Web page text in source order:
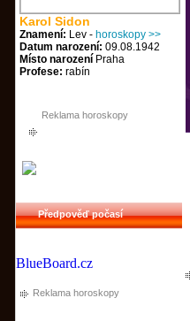
Karol Sidon
Znamení: Lev - horoskopy >>
Datum narození: 09.08.1942
Místo narození Praha
Profese: rabín
Reklama horoskopy
Předpověď počasí
BlueBoard.cz
Reklama horoskopy